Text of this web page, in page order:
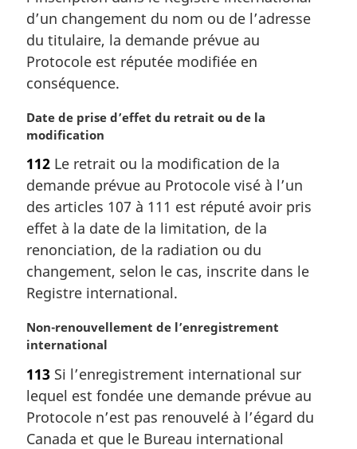
g
i
n
a
e
:
d’un changement du nom ou de l’adresse
du titulaire, la demande prévue au
Protocole est réputée modifiée en
conséquence.
N
o
e
m
a
r
i
n
a
e
:
Date de prise d’effet du retrait ou de la
modification
112 Le retrait ou la modification de la
demande prévue au Protocole visé à l’un
des articles 107 à 111 est réputé avoir pris
effet à la date de la limitation, de la
renonciation, de la radiation ou du
changement, selon le cas, inscrite dans le
Registre international.
N
o
e
m
a
r
Non-renouvellement de l’enregistrement
international
113 Si l’enregistrement international sur
lequel est fondée une demande prévue au
Protocole n’est pas renouvelé à l’égard du
Canada et que le Bureau international